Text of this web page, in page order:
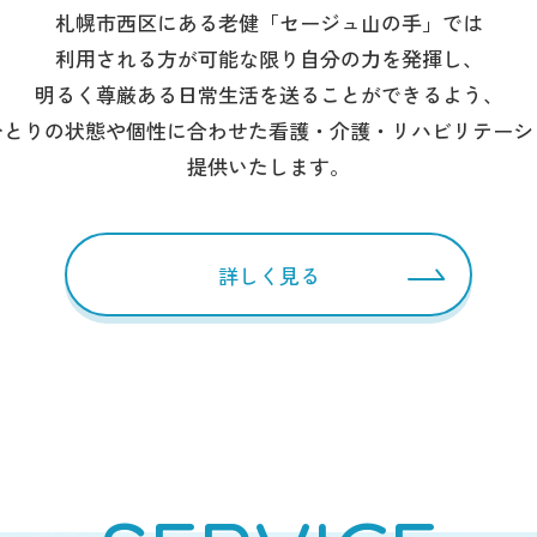
札幌市西区にある老健「セージュ山の手」では
利用される方が可能な限り自分の力を発揮し、
明るく尊厳ある日常生活を送ることができるよう、
りの状態や個性に合わせた看護・介護・リハビリテー
提供いたします。
詳しく見る